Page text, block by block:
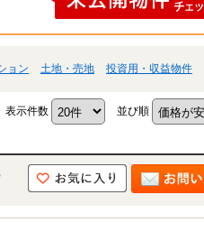
ョン 土地・売地 投資用・収益物件
表示件数 並び順